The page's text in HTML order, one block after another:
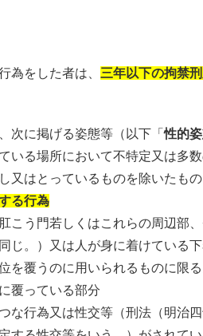
をした者は、 三年以下の拘禁
次に掲げる姿態等（以下「性的
いる場所において不特定又は多数
又はとっているものを除いたも
る行為
う門若しくはこれらの周辺部
じ。）又は人が身に着けている
を覆うのに用いられるものに限る
覆っている部分
行為又は性交等（刑法（明治